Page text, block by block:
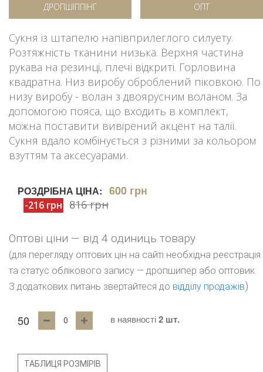
ДРОПШІППІНГ ОПТ
Сукня із штапелю напівприлеглого силуету.
Розтяжність тканини низька. Верхня частина
рукава на резинці, плечі відкриті. Горловина
квадратна. Низ виробу оброблений піковкою. По
низу виробу - волан з двоярусним воланом. За
допомогою пояса, що входить в комплект,
можна поставити вивірений акцент на талії.
Сукня вдало комбінується з різними за кольором
взуттям та аксесуарами.
РОЗДРІБНА ЦІНА: 600 грн
-216 грн 816 грн
Оптові ціни — від 4 одиниць товару
(для перегляду оптових цін на сайті необхідна реєстрація
та статус облікового запису — дропшипер або оптовик.
З додаткових питань звертайтеся до відділу продажів)
50 в наявності2 шт.
ТАБЛИЦЯ РОЗМІРІВ